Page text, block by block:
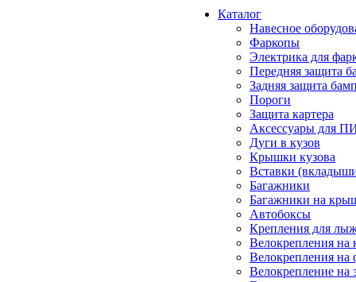
Каталог
Навесное
Фаркопы
Электрика для
Передняя защита
Задняя защита
Пороги
Защита картера
Аксессуары для
Дуги в кузов
Крышки кузова
Вставки
Багажники
Багажники на
Автобоксы
Крепления для
Велокрепления
Велокрепления на
Велокрепление на